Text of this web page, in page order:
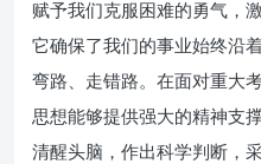
赋予我们克服困难的勇气，
它确保了我们的事业始终沿
弯路、走错路。在面对重大
思想能够提供强大的精神支
清醒头脑，作出科学判断，